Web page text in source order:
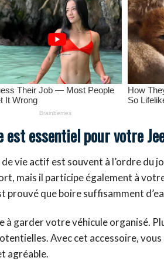
essentiel pour votre
vie actif est souvent à l’ordre
mais il participe également à
prouvé que boire suffisamment
garder votre véhicule organisé.
Avec cet accessoire,
agréable.